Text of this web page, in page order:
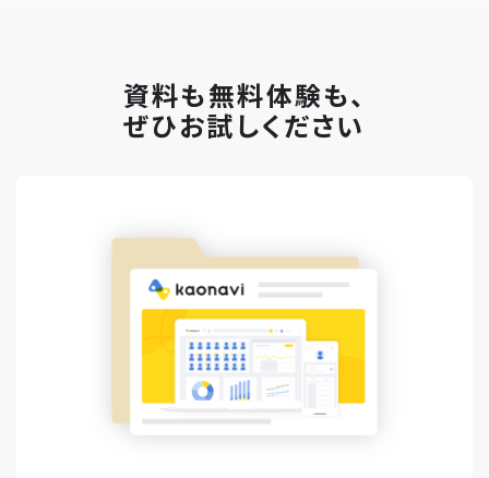
資料も無料体験も、
ぜひお試しください